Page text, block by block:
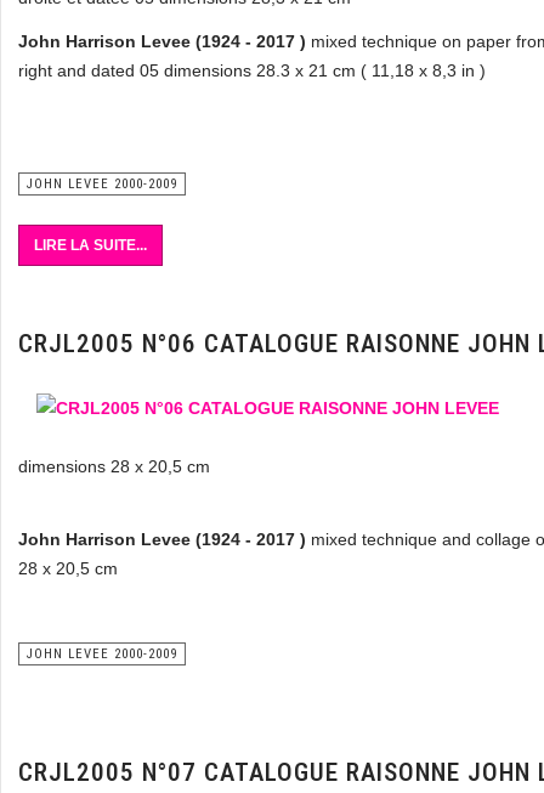
John Harrison Levee (1924 - 2017 ) mixed technique on paper
right and dated 05 dimensions 28.3 x 21 cm ( 11,18 x 8,3 in )
JOHN LEVEE 2000-2009
LIRE LA SUITE...
CRJL2005 N°06 CATALOGUE RAISONNE JOHN
dimensions 28 x 20,5 cm
John Harrison Levee (1924 - 2017 ) mixed technique and collage
28 x 20,5 cm
JOHN LEVEE 2000-2009
CRJL2005 N°07 CATALOGUE RAISONNE JOHN